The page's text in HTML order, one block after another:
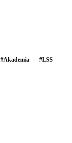
#Akademia #LSS